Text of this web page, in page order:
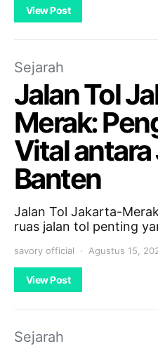
View Post
Sejarah
Jalan Tol
Merak:
Vital
Banten
Jalan Tol Jakarta-
ruas jalan tol penting
savory official Agustus 15,
View Post
Sejarah